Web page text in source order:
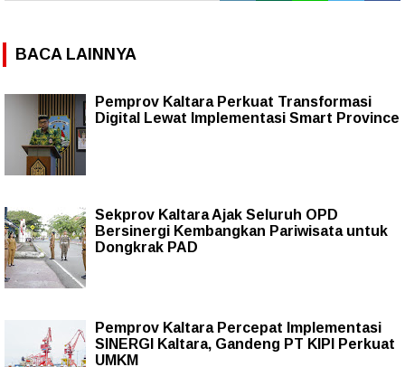
BACA LAINNYA
Pemprov Kaltara Perkuat Transformasi
Digital Lewat Implementasi Smart Province
Sekprov Kaltara Ajak Seluruh OPD
Bersinergi Kembangkan Pariwisata untuk
Dongkrak PAD
Pemprov Kaltara Percepat Implementasi
SINERGI Kaltara, Gandeng PT KIPI Perkuat
UMKM